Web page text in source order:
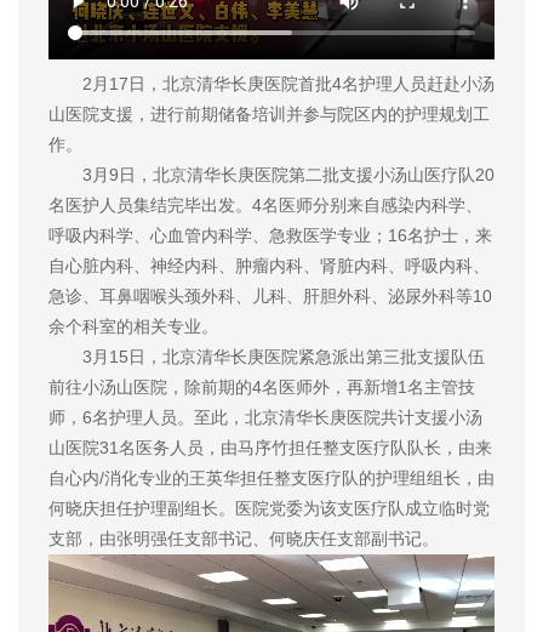
2月17日，北京清华长庚医院首批4名护理人员赶赴小汤
山医院支援，进行前期储备培训并参与院区内的护理规划工
作。
3月9日，北京清华长庚医院第二批支援小汤山医疗队20
名医护人员集结完毕出发。4名医师分别来自感染内科学、
呼吸内科学、心血管内科学、急救医学专业；16名护士，来
自心脏内科、神经内科、肿瘤内科、肾脏内科、呼吸内科、
急诊、耳鼻咽喉头颈外科、儿科、肝胆外科、泌尿外科等10
余个科室的相关专业。
3月15日，北京清华长庚医院紧急派出第三批支援队伍
前往小汤山医院，除前期的4名医师外，再新增1名主管技
师，6名护理人员。至此，北京清华长庚医院共计支援小汤
山医院31名医务人员，由马序竹担任整支医疗队队长，由来
自心内/消化专业的王英华担任整支医疗队的护理组组长，由
何晓庆担任护理副组长。医院党委为该支医疗队成立临时党
支部，由张明强任支部书记、何晓庆任支部副书记。